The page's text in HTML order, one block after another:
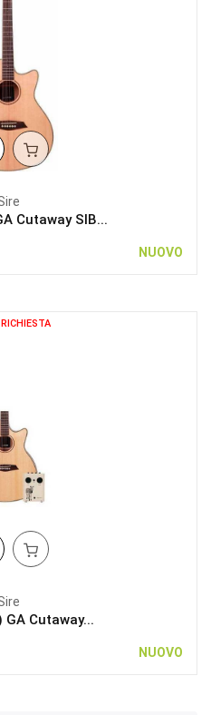
Cutaway SIB...
NUOVO
GA Cutaway...
NUOVO